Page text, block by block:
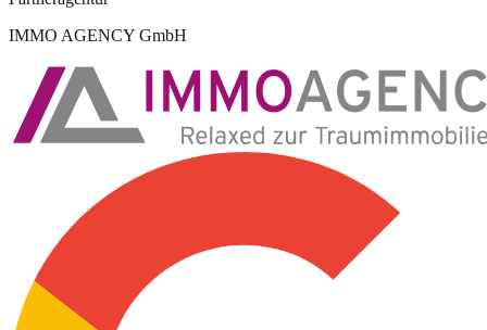
IMMO AGENCY GmbH